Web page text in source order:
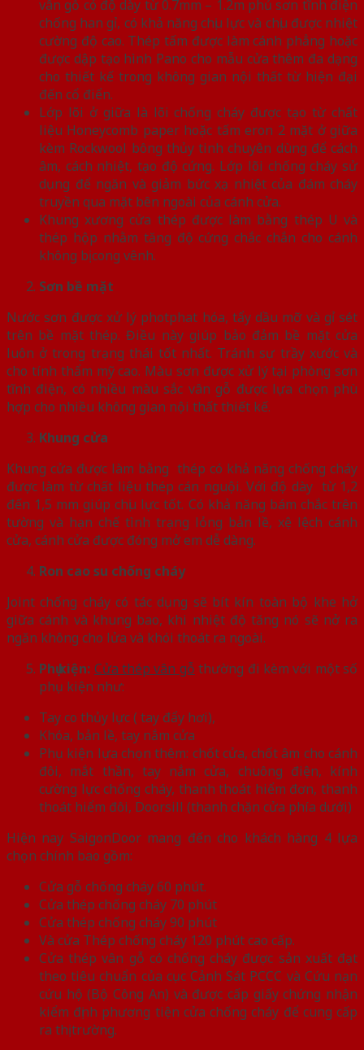
vân gỗ có độ dày từ 0.7mm – 1.2m phủ sơn tĩnh điện
chống han gỉ, có khả năng chịu lực và chịu được nhiệt
cường độ cao. Thép tấm được làm cánh phẳng hoặc
được dập tạo hình Pano cho mẫu cửa thêm đa dạng
cho thiết kế trong không gian nội thất từ hiện đại
đến cổ điển.
Lớp lõi ở giữa là lõi chống cháy được tạo từ chất
liệu Honeycomb paper hoặc tấm eron 2 mặt ở giữa
kèm Rockwool bông thủy tinh chuyên dùng để cách
âm, cách nhiệt, tạo độ cứng. Lớp lõi chống cháy sử
dụng để ngăn và giảm bức xạ nhiệt của đám cháy
truyền qua mặt bên ngoài của cánh cửa.
Khung xương cửa thép được làm bằng thép U và
thép hộp nhằm tăng độ cứng chắc chắn cho cánh
không bị cong vênh.
Sơn bề mặt
Nước sơn được xử lý photphat hóa, tẩy dầu mỡ và gỉ sét
trên bề mặt thép. Điều này giúp bảo đảm bề mặt cửa
luôn ở trong trạng thái tốt nhất. Tránh sự trầy xước và
cho tính thẩm mỹ cao. Màu sơn được xử lý tại phòng sơn
tĩnh điện, có nhiều màu sắc vân gỗ được lựa chọn phù
hợp cho nhiều không gian nội thất thiết kế.
Khung cửa
Khung cửa được làm bằng thép có khả năng chống cháy
được làm từ chất liệu thép cán nguội. Với độ dày từ 1,2
đến 1,5 mm giúp chịu lực tốt. Có khả năng bám chắc trên
tường và hạn chế tình trạng lỏng bản lề, xệ lệch cánh
cửa, cánh cửa được đóng mở em dễ dàng.
Ron cao su chống cháy
Joint chống cháy có tác dụng sẽ bít kín toàn bộ khe hở
giữa cánh và khung bao, khi nhiệt độ tăng nó sẽ nở ra
ngăn không cho lửa và khói thoát ra ngoài.
Phụ kiện: Cửa thép vân gỗ thường đi kèm với một số
phụ kiện như:
Tay co thủy lực ( tay đẩy hơi),
Khóa, bản lề, tay nắm cửa
Phụ kiện lựa chọn thêm: chốt cửa, chốt âm cho cánh
đôi, mắt thần, tay nắm cửa, chuông điện, kính
cường lực chống cháy, thanh thoát hiểm đơn, thanh
thoát hiểm đôi, Doorsill (thanh chặn cửa phía dưới)
Hiện nay SaigonDoor mang đến cho khách hàng 4 lựa
chọn chính bao gồm:
Cửa gỗ chống cháy 60 phút.
Cửa thép chống cháy 70 phút
Cửa thép chống cháy 90 phút
Và cửa Thép chống cháy 120 phút cao cấp.
Cửa thép vân gỗ có chống cháy được sản xuất đạt
theo tiêu chuẩn của cục Cảnh Sát PCCC và Cứu nạn
cứu hộ (Bộ Công An) và được cấp giấy chứng nhận
kiểm định phương tiện cửa chống cháy để cung cấp
ra thị trường.